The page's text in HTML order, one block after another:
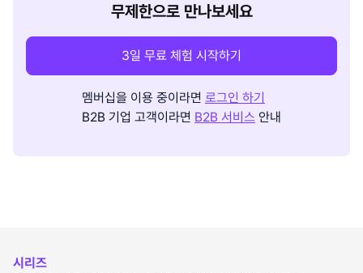
무제한으로 만나보세요
3일 무료 체험 시작하기
멤버십을 이용 중이라면 로그인 하기
B2B 기업 고객이라면 B2B 서비스 안내
시리즈